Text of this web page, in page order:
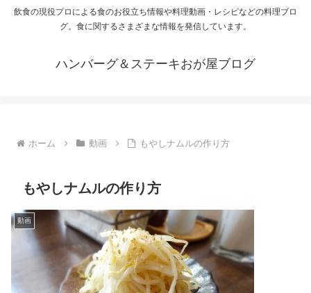
飲食の現役プロによる食のお役立ち情報や料理動画・レシピなどの料理ブロ
グ。食に関するさまざまな情報を発信しています。
ハンバーグ＆ステーキおが屋ブログ
ホーム 動画 もやしナムルの作り方
もやしナムルの作り方
動画